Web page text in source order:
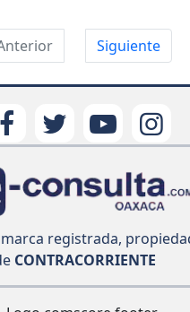
Siguiente
marca registrada,
CONTRACORRIENTE